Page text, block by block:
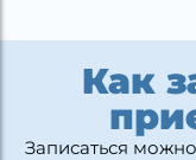
Как
Записаться